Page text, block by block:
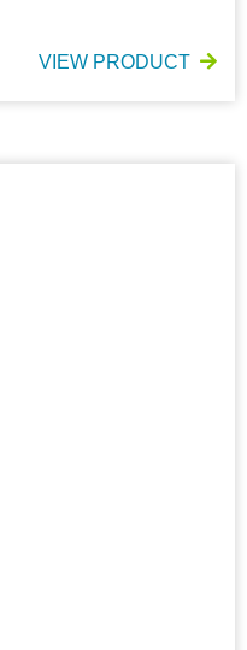
VIEW PRODUCT